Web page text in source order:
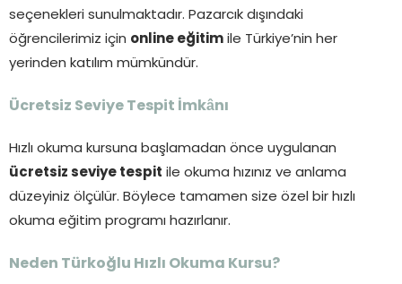
seçenekleri sunulmaktadır. Pazarcık dışındaki
öğrencilerimiz için online eğitim ile Türkiye’nin her
yerinden katılım mümkündür.
Ücretsiz Seviye Tespit İmkânı
Hızlı okuma kursuna başlamadan önce uygulanan
ücretsiz seviye tespit ile okuma hızınız ve anlama
düzeyiniz ölçülür. Böylece tamamen size özel bir hızlı
okuma eğitim programı hazırlanır.
Neden Türkoğlu Hızlı Okuma Kursu?